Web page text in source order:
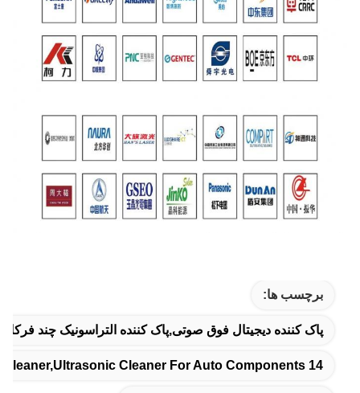
برچسب ها:
پاک کننده دیجیتال فوق صوتی,پاک کننده التراسونیک چند
14 Liter Ultrasonic Degassing Cleaner,120W To 300W Variable Power Cleaner,ultrasonic Cleaner For Auto Components